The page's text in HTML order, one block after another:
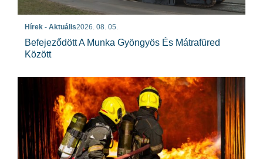
Hírek - Aktuális2026. 08. 05.
Befejeződött A Munka Gyöngyös És Mátrafüred
Között